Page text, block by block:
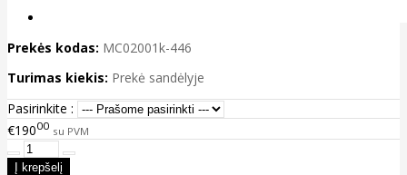
Prekės kodas: MC02001k-446
Turimas kiekis: Prekė sandėlyje
Pasirinkite :
€19000 su PVM